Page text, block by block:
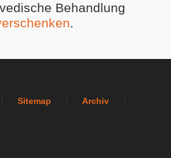
Behandlung
.
Sitemap
Archiv